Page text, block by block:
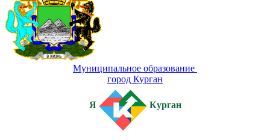
Муниципальное образование
город Курган
Я Курган